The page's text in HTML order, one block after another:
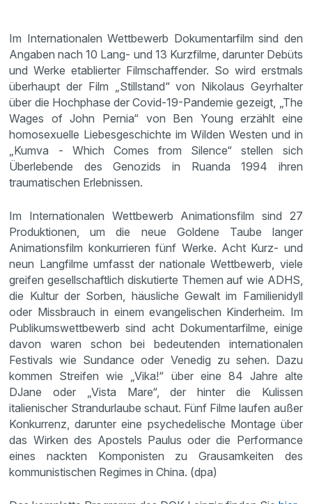
Im Internationalen Wettbewerb Dokumentarfilm sind den
Angaben nach 10 Lang- und 13 Kurzfilme, darunter Debüts
und Werke etablierter Filmschaffender. So wird erstmals
überhaupt der Film „Stillstand“ von Nikolaus Geyrhalter
über die Hochphase der Covid-19-Pandemie gezeigt, „The
Wages of John Pernia“ von Ben Young erzählt eine
homosexuelle Liebesgeschichte im Wilden Westen und in
„Kumva - Which Comes from Silence“ stellen sich
Überlebende des Genozids in Ruanda 1994 ihren
traumatischen Erlebnissen.
Im Internationalen Wettbewerb Animationsfilm sind 27
Produktionen, um die neue Goldene Taube langer
Animationsfilm konkurrieren fünf Werke. Acht Kurz- und
neun Langfilme umfasst der nationale Wettbewerb, viele
greifen gesellschaftlich diskutierte Themen auf wie ADHS,
die Kultur der Sorben, häusliche Gewalt im Familienidyll
oder Missbrauch in einem evangelischen Kinderheim. Im
Publikumswettbewerb sind acht Dokumentarfilme, einige
davon waren schon bei bedeutenden internationalen
Festivals wie Sundance oder Venedig zu sehen. Dazu
kommen Streifen wie „Vika!“ über eine 84 Jahre alte
DJane oder „Vista Mare“, der hinter die Kulissen
italienischer Strandurlaube schaut. Fünf Filme laufen außer
Konkurrenz, darunter eine psychedelische Montage über
das Wirken des Apostels Paulus oder die Performance
eines nackten Komponisten zu Grausamkeiten des
kommunistischen Regimes in China. (dpa)